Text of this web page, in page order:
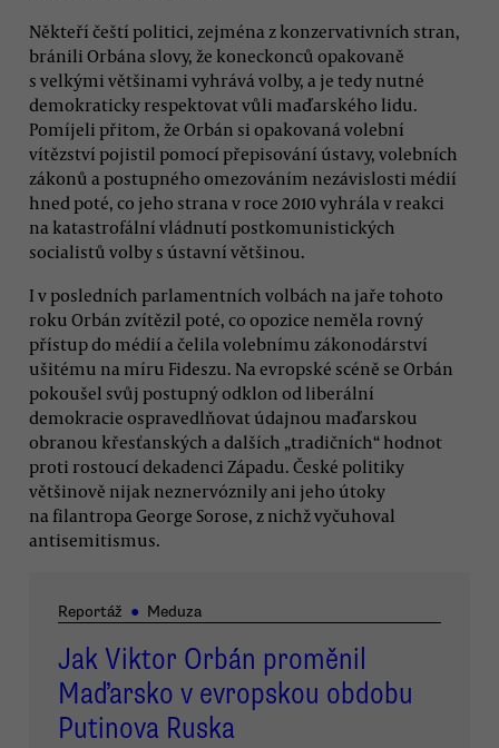
Někteří čeští politici, zejména z konzervativních stran,
bránili Orbána slovy, že koneckonců opakovaně
s velkými většinami vyhrává volby, a je tedy nutné
demokraticky respektovat vůli maďarského lidu.
Pomíjeli přitom, že Orbán si opakovaná volební
vítězství pojistil pomocí přepisování ústavy, volebních
zákonů a postupného omezováním nezávislosti médií
hned poté, co jeho strana v roce 2010 vyhrála v reakci
na katastrofální vládnutí postkomunistických
socialistů volby s ústavní většinou.
I v posledních parlamentních volbách na jaře tohoto
roku Orbán zvítězil poté, co opozice neměla rovný
přístup do médií a čelila volebnímu zákonodárství
ušitému na míru Fideszu. Na evropské scéně se Orbán
pokoušel svůj postupný odklon od liberální
demokracie ospravedlňovat údajnou maďarskou
obranou křesťanských a dalších „tradičních“ hodnot
proti rostoucí dekadenci Západu. České politiky
většinově nijak neznervóznily ani jeho útoky
na filantropa George Sorose, z nichž vyčuhoval
antisemitismus.
Reportáž ● Meduza
Jak Viktor Orbán proměnil
Maďarsko v evropskou obdobu
Putinova Ruska